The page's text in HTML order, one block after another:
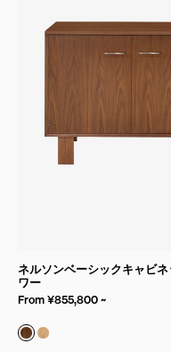
ネルソンベーシックキャビ
ワー
From ¥855,800 ~
ウォルナット
ホワイトオーク